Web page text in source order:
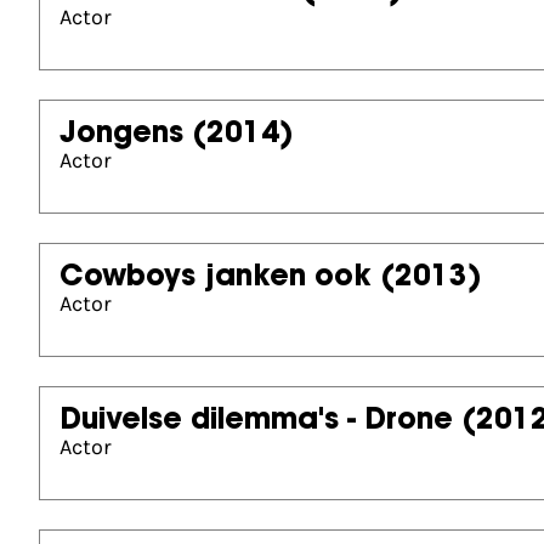
Actor
Jongens (2014)
Actor
Cowboys janken ook (2013)
Actor
Duivelse dilemma's - Drone
Actor